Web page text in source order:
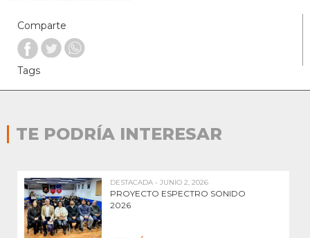
Comparte
Tags
TE PODRÍA INTERESAR
DESTACADA - JUNIO 2, 2026
PROYECTO ESPECTRO SONIDO
2026